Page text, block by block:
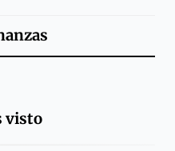
visto